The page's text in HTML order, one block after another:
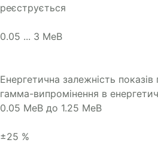
реєструється
0.05 ... 3 МеВ
Енергетична залежність
гамма-випромінення в
0.05 МеВ до 1.25 МеВ
±25 %